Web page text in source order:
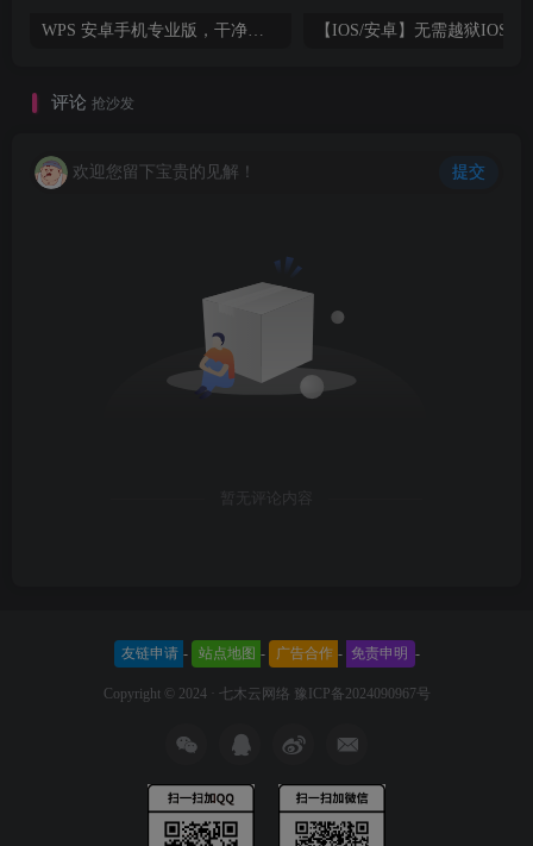
WPS 安卓手机专业版，干净无广告，附正版激活码，永久使用
评论 抢沙发
欢迎您留下宝贵的见解！ 提交
暂无评论内容
友链申请 - 站点地图 - 广告合作 - 免责申明 -
Copyright © 2024 · 七木云网络 豫ICP备2024090967号